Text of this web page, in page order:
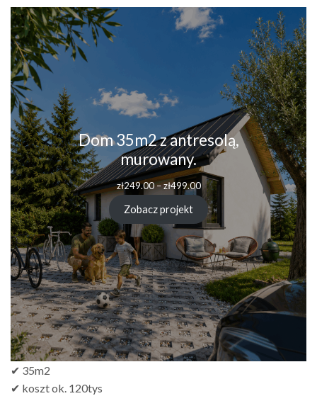
Dom 35m2 z antresolą,
murowany.
zł249.00–zł499.00
Zobacz projekt
✔ 35m2
✔ koszt ok. 120tys